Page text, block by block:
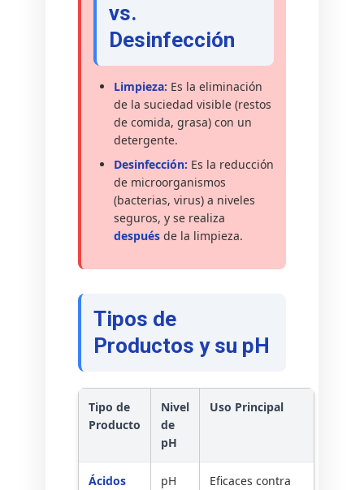
vs.
Desinfección
Limpieza: Es la eliminación
de la suciedad visible (restos
de comida, grasa) con un
detergente.
Desinfección: Es la reducción
de microorganismos
(bacterias, virus) a niveles
seguros, y se realiza
despuésde la limpieza.
Tipos de
Productos y su pH
Tipo de
Producto
Nivel
de
pH
Uso Principal
Ácidos
pH
Eficaces contra